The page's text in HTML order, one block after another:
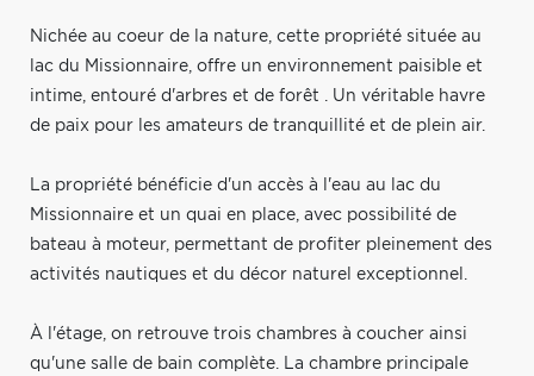
Nichée au coeur de la nature, cette propriété située au
lac du Missionnaire, offre un environnement paisible et
intime, entouré d'arbres et de forêt . Un véritable havre
de paix pour les amateurs de tranquillité et de plein air.
La propriété bénéficie d'un accès à l'eau au lac du
Missionnaire et un quai en place, avec possibilité de
bateau à moteur, permettant de profiter pleinement des
activités nautiques et du décor naturel exceptionnel.
À l'étage, on retrouve trois chambres à coucher ainsi
qu'une salle de bain complète. La chambre principale